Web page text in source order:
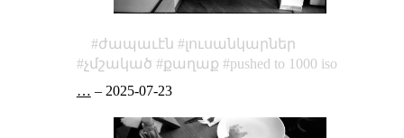
ժապաւէն
լուսանկարներ
չմշակած
քաղաք
pushed to 1000 iso
… – 2025-07-23